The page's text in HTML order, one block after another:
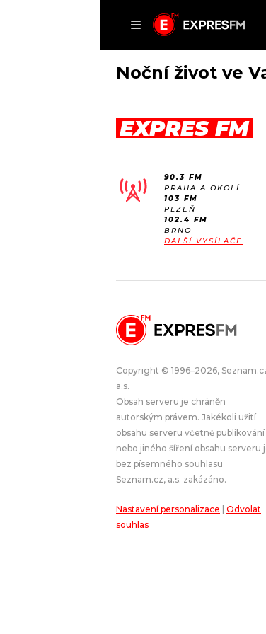
DOMŮ
AKTUÁLNĚ
ROZHOVORY
#NEBUDUDOMA
PODCASTY
JAK NALADIT
RÁDIO
APLIKACE
PROGRAM
SOUTĚŽE
Noční život ve
EXPRES FM
90.3 FM
PRAHA A OKOLÍ
103 FM
PLZEŇ
102.4 FM
BRNO
DALŠÍ VYSÍLAČE
Copyright © 1996–2026,
a.s.
Obsah serveru je chráněn
autorským právem. Jakékoli užití
obsahu serveru včetně publikování
nebo jiného šíření obsahu serveru
bez písemného souhlasu
Seznam.cz, a.s. zakázáno.
Nastavení personalizace
Odvolat
souhlas